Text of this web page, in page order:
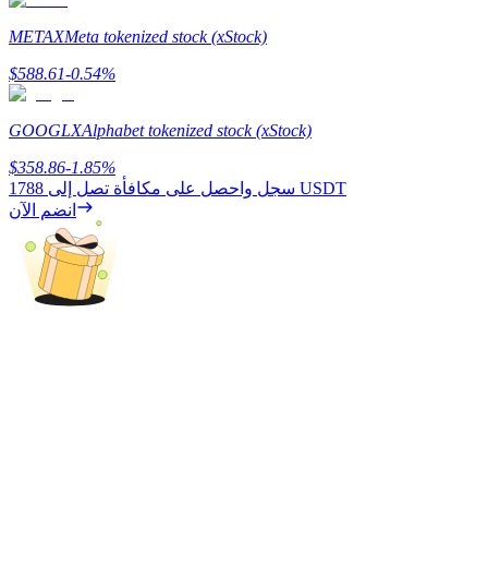
تعلم الستاكينغ
تعرف على كيفية كسب الدخل السلبي
Bitrue
METAXMeta tokenized stock (xStock)
$588.61-0.54%
GOOGLXAlphabet tokenized stock (xStock)
$358.86-1.85%
سجل واحصل على مكافأة تصل إلى 1788 USDT
انضم الآن